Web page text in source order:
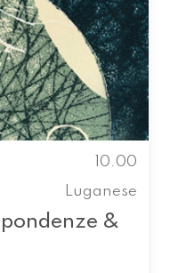
10.00
Luganese
&